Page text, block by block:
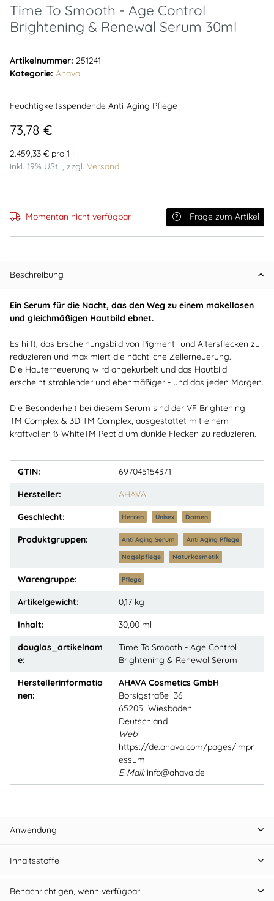
Time To Smooth - Age Control
Brightening & Renewal Serum 30ml
Artikelnummer: 251241
Kategorie: Ahava
Feuchtigkeitsspendende Anti-Aging Pflege
73,78 €
2.459,33 € pro 1 l
inkl. 19% USt. , zzgl. Versand
Momentan nicht verfügbar Frage zum Artikel
Beschreibung
Ein Serum für die Nacht, das den Weg zu einem makellosen
und gleichmäßigen Hautbild ebnet.
Es hilft, das Erscheinungsbild von Pigment- und Altersflecken zu
reduzieren und maximiert die nächtliche Zellerneuerung.
Die Hauterneuerung wird angekurbelt und das Hautbild
erscheint strahlender und ebenmäßiger - und das jeden Morgen.
Die Besonderheit bei diesem Serum sind der VF Brightening
TM Complex & 3D TM Complex, ausgestattet mit einem
kraftvollen ß-WhiteTM Peptid um dunkle Flecken zu reduzieren.
GTIN: 697045154371
Hersteller: AHAVA
Geschlecht: Herren Unisex Damen
Produktgruppen: Anti Aging Serum Anti Aging Pflege
Nagelpflege Naturkosmetik
Warengruppe: Pflege
Artikelgewicht: 0,17 kg
Inhalt: 30,00 ml
douglas_artikelnam
e:
Time To Smooth - Age Control
Brightening & Renewal Serum
Herstellerinformatio
nen:
AHAVA Cosmetics GmbH
Borsigstraße 36
65205 Wiesbaden
Deutschland
Web:
https://de.ahava.com/pages/impr
essum
E-Mail:info@ahava.de
Anwendung
Inhaltsstoffe
Benachrichtigen, wenn verfügbar